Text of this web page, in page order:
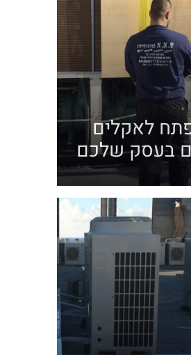
לאקלים
בעסק שלכם